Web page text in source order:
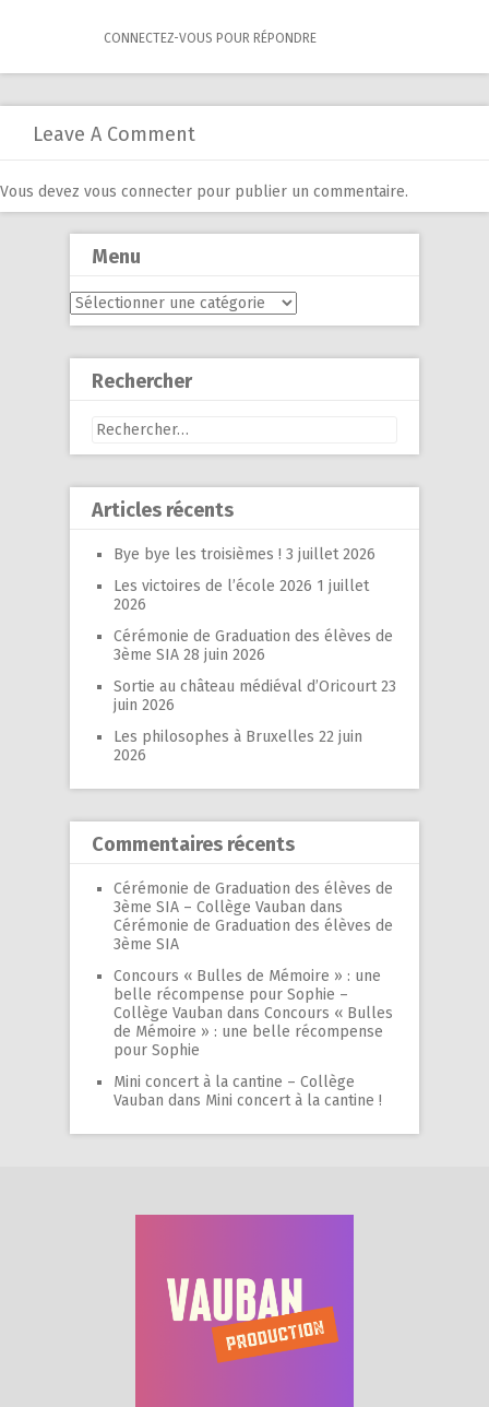
CONNECTEZ-VOUS POUR RÉPONDRE
Leave A Comment
Vous devez vous connecter pour publier un commentaire.
Menu
Menu
Rechercher
Rechercher :
Articles récents
Bye bye les troisièmes ! 3 juillet 2026
Les victoires de l’école 2026 1 juillet
2026
Cérémonie de Graduation des élèves de
3ème SIA 28 juin 2026
Sortie au château médiéval d’Oricourt 23
juin 2026
Les philosophes à Bruxelles 22 juin
2026
Commentaires récents
Cérémonie de Graduation des élèves de
3ème SIA – Collège Vauban dans
Cérémonie de Graduation des élèves de
3ème SIA
Concours « Bulles de Mémoire » : une
belle récompense pour Sophie –
Collège Vauban dans Concours « Bulles
de Mémoire » : une belle récompense
pour Sophie
Mini concert à la cantine – Collège
Vauban dans Mini concert à la cantine !